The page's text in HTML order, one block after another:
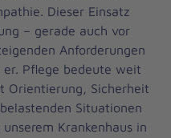
Dieser Einsatz
– gerade auch vor
Anforderungen
er. Pflege bedeute weit
Orientierung, Sicherheit
Situationen
Krankenhaus in